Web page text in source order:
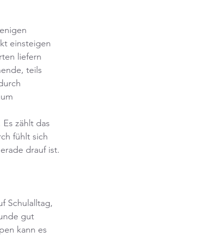
einsteigen
liefern
teils
zählt das
fühlt sich
drauf ist.
Schulalltag,
gut
kann es